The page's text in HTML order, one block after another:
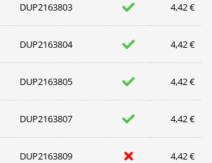
DUP2163803 4,42 €
DUP2163804 4,42 €
DUP2163805 4,42 €
DUP2163807 4,42 €
DUP2163809 4,42 €